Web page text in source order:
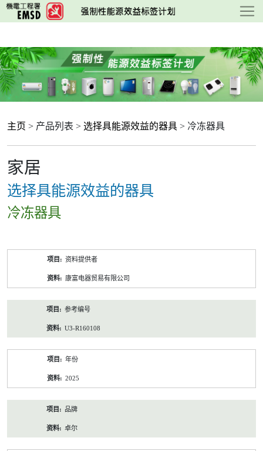
跳
至
要
内
容
主页 > 产品列表 > 选择具能源效益的器具 > 冷冻器具
家居
选择具能源效益的器具
冷冻器具
资料提供者
康富电器贸易有限公司
参考编号
U3-R160108
年份
2025
品牌
卓尔